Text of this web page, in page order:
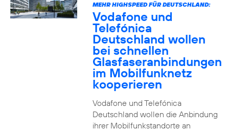
MEHR HIGHSPEED FÜR DEUTSCHLAND:
Vodafone und
Telefónica
Deutschland wollen
bei schnellen
Glasfaseranbindungen
im Mobilfunknetz
kooperieren
Vodafone und Telefónica
Deutschland wollen die Anbindung
ihrer Mobilfunkstandorte an